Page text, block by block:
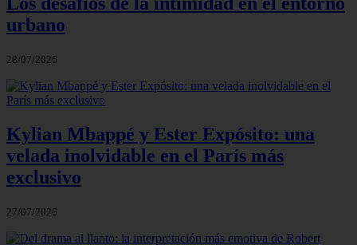
urbano
28/07/2026
Kylian Mbappé y Ester Expósito: una
velada inolvidable en el París más
exclusivo
27/07/2026